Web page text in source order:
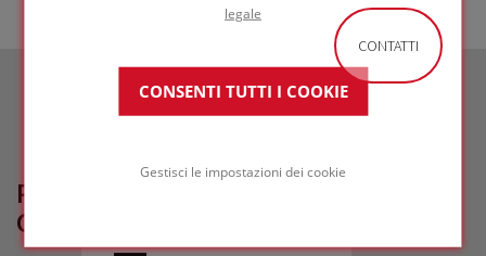
legale
CONSENTI TUTTI I COOKIE
Gestisci le impostazioni dei cookie
PROGETTI DI RIFERIMENTO
CORRELATI
CONTATTI